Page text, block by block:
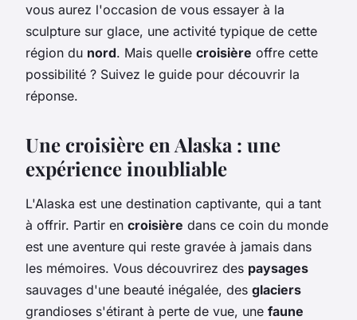
vous aurez l'occasion de vous essayer à la
sculpture sur glace, une activité typique de cette
région du nord. Mais quelle croisière offre cette
possibilité ? Suivez le guide pour découvrir la
réponse.
Une croisière en Alaska : une
expérience inoubliable
L'Alaska est une destination captivante, qui a tant
à offrir. Partir en croisière dans ce coin du monde
est une aventure qui reste gravée à jamais dans
les mémoires. Vous découvrirez des paysages
sauvages d'une beauté inégalée, des glaciers
grandioses s'étirant à perte de vue, une faune